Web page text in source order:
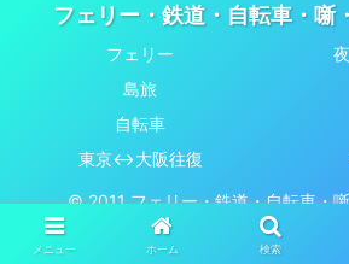
フェリー・鉄道・自転車・噺
フェリー
島旅
自転車
東京↔大阪往復
© 2011 フェリー・鉄道・自転車・
メニュー ホーム 検索